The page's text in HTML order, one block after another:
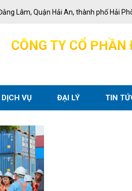
Lâm, Quận Hải An, thành phố Hải
CÔNG TY CỔ PHẦN
DỊCH VỤ ĐẠI LÝ TIN